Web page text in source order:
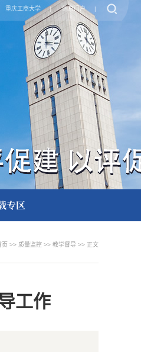
重庆工商大学 | 信息门户 |
专区
页 >> 质量监控 >> 教学督导 >> 正文
工作